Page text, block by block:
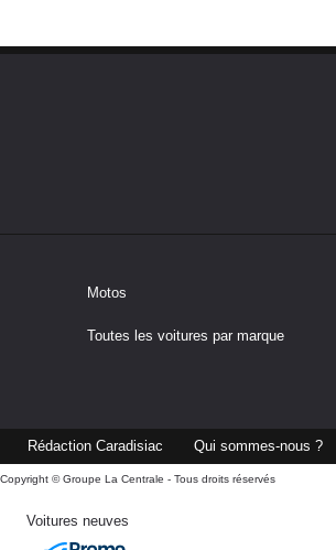
Motos
Toutes les voitures par marque
Rédaction Caradisiac Qui sommes-nous ?
Copyright © Groupe La Centrale - Tous droits réservés
Voitures neuves